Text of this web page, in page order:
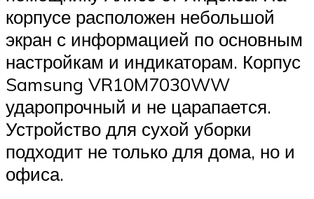
корпусе расположен небольшой
экран с информацией по основным
настройкам и индикаторам. Корпус
Samsung VR10M7030WW
ударопрочный и не царапается.
Устройство для сухой уборки
подходит не только для дома, но и
офиса.